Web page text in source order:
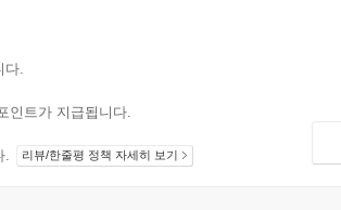
.
인트가 지급됩니다.
리뷰/한줄평 정책 자세히 보기